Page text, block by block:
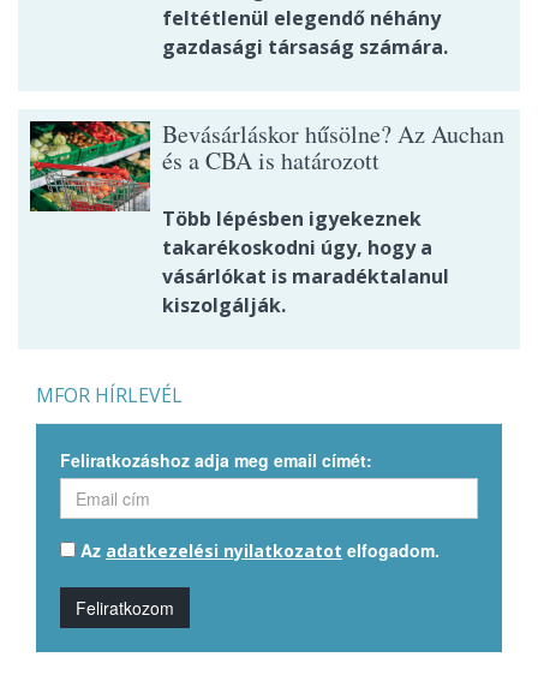
feltétlenül elegendő néhány
gazdasági társaság számára.
Bevásárláskor hűsölne? Az Auchan
és a CBA is határozott
Több lépésben igyekeznek
takarékoskodni úgy, hogy a
vásárlókat is maradéktalanul
kiszolgálják.
MFOR HÍRLEVÉL
Feliratkozáshoz adja meg email címét:
Az adatkezelési nyilatkozatot elfogadom.
Feliratkozom